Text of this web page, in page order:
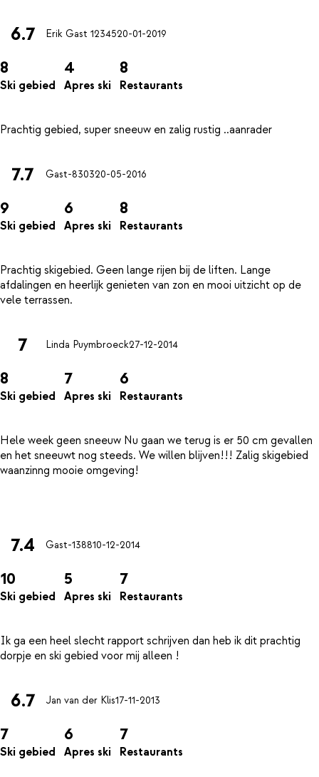
6.7 Erik Gast 1234520-01-2019
8
Ski gebied
4
Apres ski
8
Restaurants
7.7 Gast-830320-05-2016
9
Ski gebied
6
Apres ski
8
Restaurants
Prachtig skigebied. Geen lange rijen bij de liften. Lange
afdalingen en heerlijk genieten van zon en mooi uitzicht op de
7 Linda Puymbroeck27-12-2014
8
Ski gebied
7
Apres ski
6
Restaurants
Hele week geen sneeuw Nu gaan we terug is er 50 cm gevallen
en het sneeuwt nog steeds. We willen blijven!!! Zalig skigebied
waanzinng mooie omgeving!
7.4 Gast-138810-12-2014
10
Ski gebied
5
Apres ski
7
Restaurants
Ik ga een heel slecht rapport schrijven dan heb ik dit prachtig
6.7 Jan van der Klis17-11-2013
7
Ski gebied
6
Apres ski
7
Restaurants